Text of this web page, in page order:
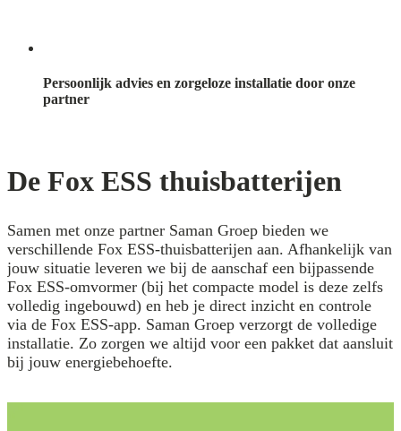
Persoonlijk advies en zorgeloze installatie door onze
partner
De Fox ESS thuisbatterijen
Samen met onze partner Saman Groep bieden we
verschillende Fox ESS-thuisbatterijen aan. Afhankelijk van
jouw situatie leveren we bij de aanschaf een bijpassende
Fox ESS-omvormer (bij het compacte model is deze zelfs
volledig ingebouwd) en heb je direct inzicht en controle
via de Fox ESS-app. Saman Groep verzorgt de volledige
installatie. Zo zorgen we altijd voor een pakket dat aansluit
bij jouw energiebehoefte.